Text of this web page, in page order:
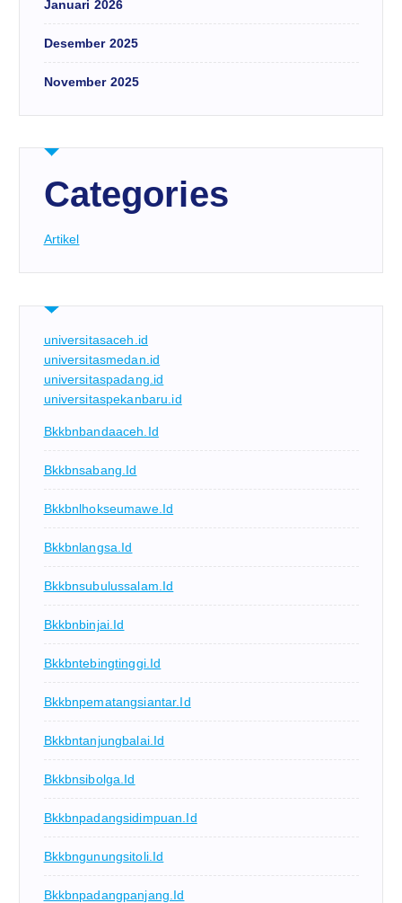
Januari 2026
Desember 2025
November 2025
Categories
Artikel
universitasaceh.id
universitasmedan.id
universitaspadang.id
universitaspekanbaru.id
Bkkbnbandaaceh.id
Bkkbnsabang.id
Bkkbnlhokseumawe.id
Bkkbnlangsa.id
Bkkbnsubulussalam.id
Bkkbnbinjai.id
Bkkbntebingtinggi.id
Bkkbnpematangsiantar.id
Bkkbntanjungbalai.id
Bkkbnsibolga.id
Bkkbnpadangsidimpuan.id
Bkkbngunungsitoli.id
Bkkbnpadangpanjang.id